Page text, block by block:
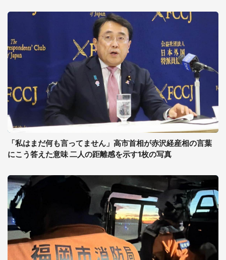
「私はまだ何も言ってません」高市首相が赤沢経産相の言葉
にこう答えた意味 二人の距離感を示す1枚の写真